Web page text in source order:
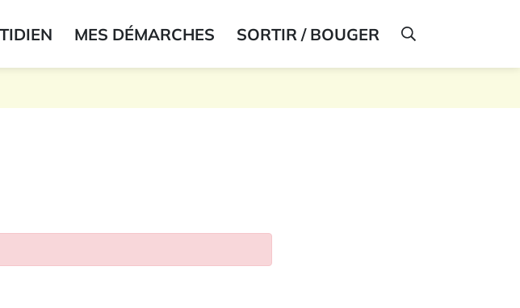
MES DÉMARCHES SORTIR / BOUGER AFFICHER LA